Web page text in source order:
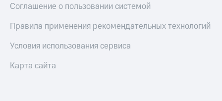
Соглашение о пользовании системой
Правила применения рекомендательных технологий
Условия использования сервиса
Карта сайта